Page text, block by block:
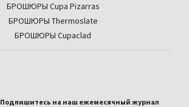
БРОШЮРЫ Cupa Pizarras
БРОШЮРЫ Thermoslate
БРОШЮРЫ Cupaclad
Подпишитесь на наш ежемесячный журнал